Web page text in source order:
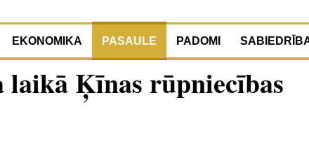
EKONOMIKA PASAULE PADOMI
Ķīnas rūpniecības